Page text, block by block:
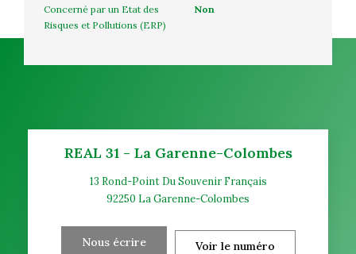
Concerné par un Etat des
Risques et Pollutions (ERP)
Non
REAL 31 - La Garenne-Colombes
13 Rond-Point Du Souvenir Français
92250 La Garenne-Colombes
Nous écrire Voir le numéro